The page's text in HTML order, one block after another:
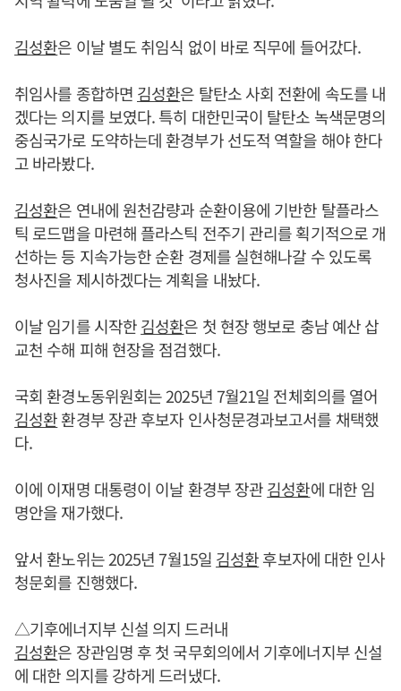
김성환은 이날 별도 취임식 없이 바로 직무에 들어갔다.
취임사를 종합하면 김성환은 탈탄소 사회 전환에 속도를 내
겠다는 의지를 보였다. 특히 대한민국이 탈탄소 녹색문명의
중심국가로 도약하는데 환경부가 선도적 역할을 해야 한다
고 바라봤다.
김성환은 연내에 원천감량과 순환이용에 기반한 탈플라스
틱 로드맵을 마련해 플라스틱 전주기 관리를 획기적으로 개
선하는 등 지속가능한 순환 경제를 실현해나갈 수 있도록
청사진을 제시하겠다는 계획을 내놨다.
이날 임기를 시작한김성환은 첫 현장 행보로 충남 예산 삽
교천 수해 피해 현장을 점검했다.
국회 환경노동위원회는 2025년 7월21일 전체회의를 열어
김성환환경부 장관 후보자 인사청문경과보고서를 채택했
다.
이에 이재명 대통령이 이날 환경부 장관김성환에 대한 임
명안을 재가했다.
앞서 환노위는 2025년 7월15일 김성환후보자에 대한 인사
청문회를 진행했다.
△기후에너지부 신설 의지 드러내
김성환은 장관임명 후 첫 국무회의에서 기후에너지부 신설
에 대한 의지를 강하게 드러냈다.